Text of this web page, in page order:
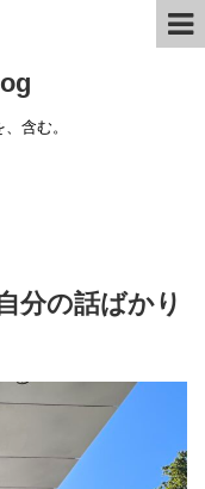
含む。
分の話ばかり